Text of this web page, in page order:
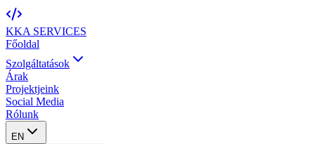
KKA SERVICES
Főoldal
Szolgáltatások
Árak
Projektjeink
Social Media
Rólunk
EN